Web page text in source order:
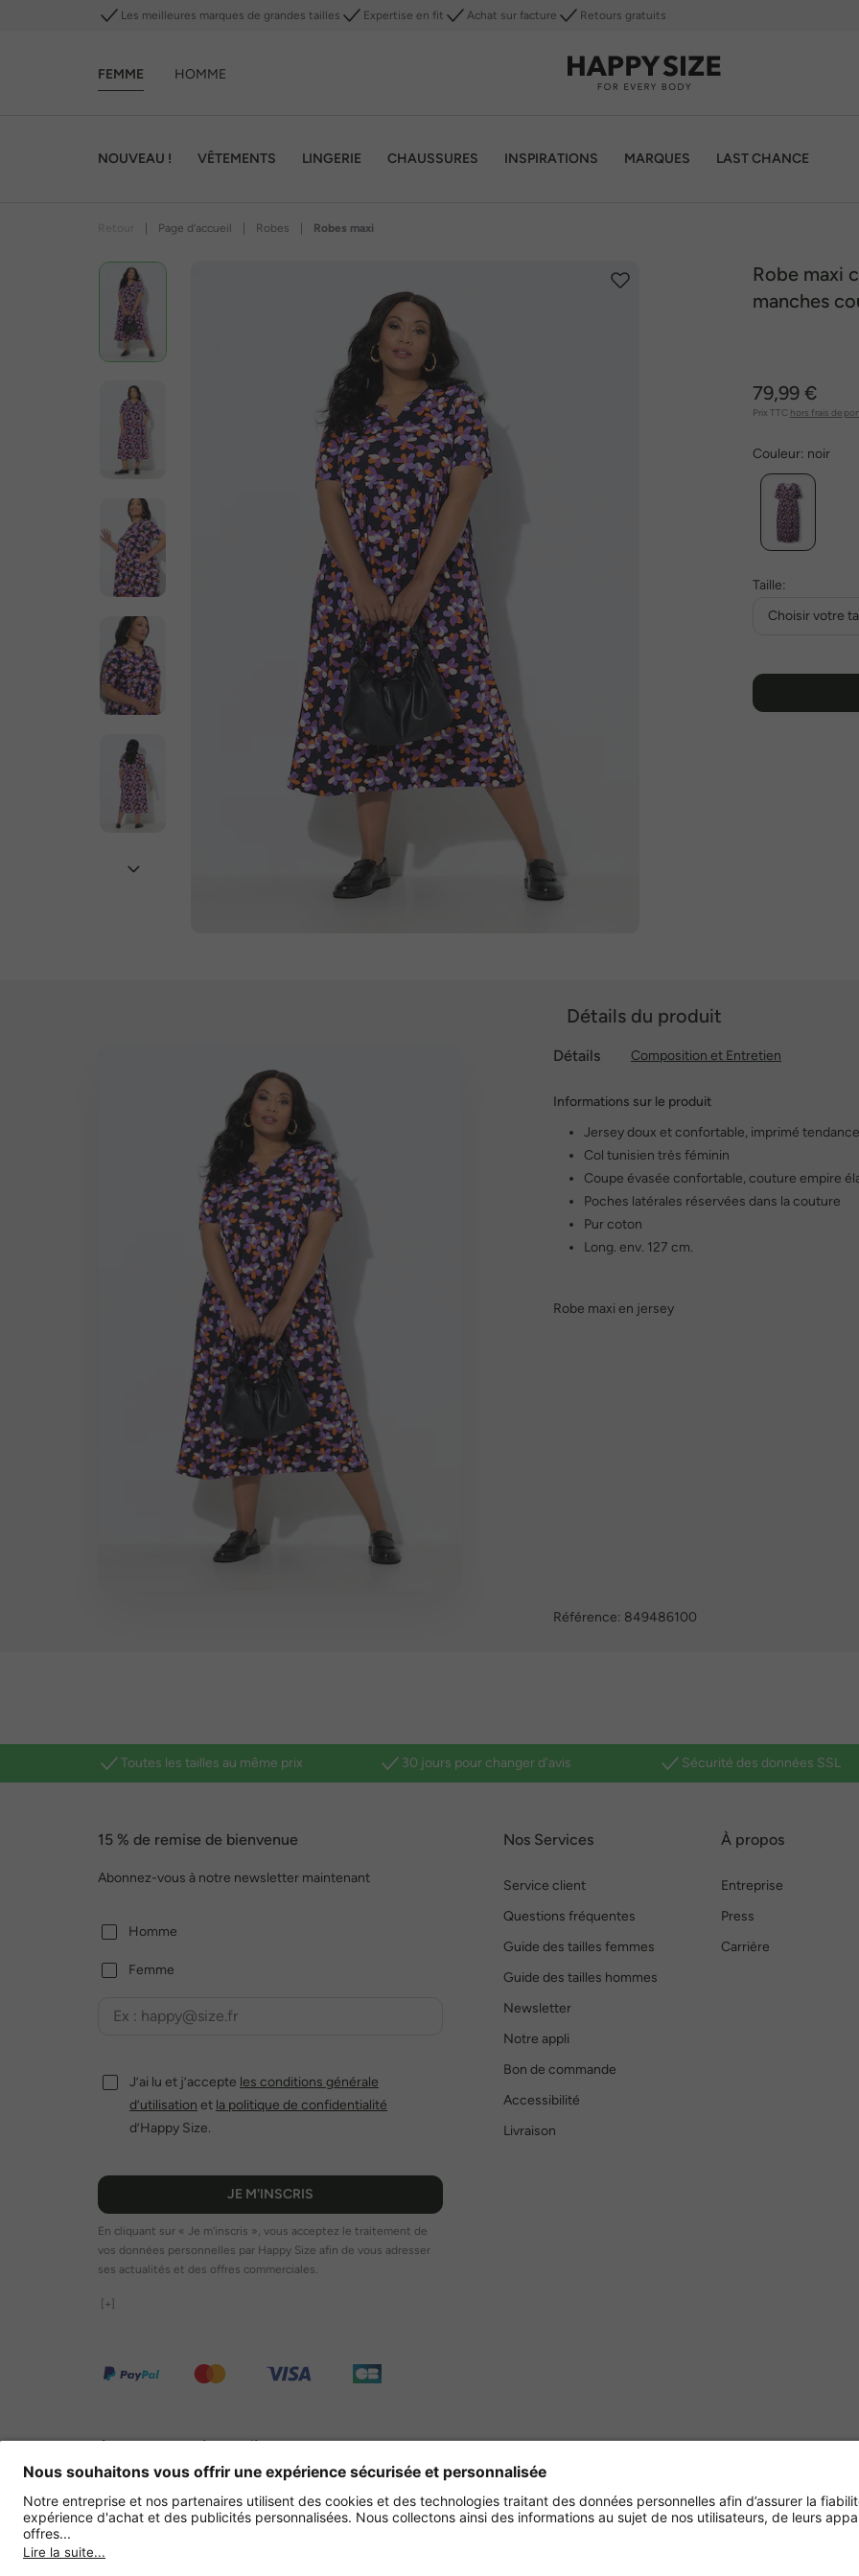
Les meilleures marques de grandes tailles Expertise en fit Achat sur facture Retours gratuits
FEMME HOMME
NOUVEAU ! VÊTEMENTS LINGERIE CHAUSSURES INSPIRATIONS MARQUES LAST CHANCE
Page d’accueil Robes Robes maxi
Robe maxi
manches
79,99 €
Prix TTC hors frais de
Couleur: noir
Taille:
Choisir votre
Détails du produit
Détails Composition et Entretien
Informations sur le produit
Jersey doux et confortable, imprimé tendance
Col tunisien très féminin
Coupe évasée confortable, couture empire
Poches latérales réservées dans la couture
Pur coton
Long. env. 127 cm.
Robe maxi en jersey
Référence: 849486100
Toutes les tailles au même prix 30 jours pour changer d'avis Sécurité des données SSL
15 % de remise de bienvenue
Abonnez-vous à notre newsletter maintenant
Homme
Femme
J’ai lu et j’accepte les conditions générale
d’utilisation et la politique de confidentialité
d’Happy Size.
JE M'INSCRIS
En cliquant sur « Je m'inscris », vous acceptez le traitement de
vos données personnelles par Happy Size afin de vous adresser
ses actualités et des offres commerciales.
[+]
Nos Services
Service client
Questions fréquentes
Guide des tailles femmes
Guide des tailles hommes
Newsletter
Notre appli
Bon de commande
Accessibilité
Livraison
À propos
Entreprise
Press
Carrière
Autres magasins en ligne
Achetez en toute sécurité
avec :